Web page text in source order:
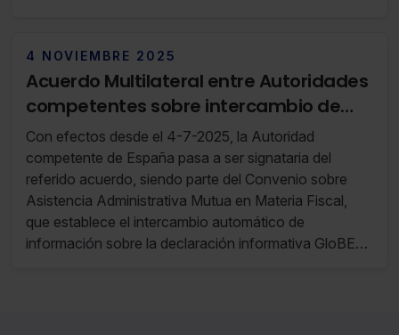
4 NOVIEMBRE 2025
Acuerdo Multilateral entre Autoridades
competentes sobre intercambio de
información GloBE (RF 44/25 28 de
Octubre de 2025 al 03 de Noviembre de
2025)
Con efectos desde el 4-7-2025, la Autoridad
competente de España pasa a ser signataria del
referido acuerdo, siendo parte del Convenio sobre
Asistencia Administrativa Mutua en Materia Fiscal,
que establece el intercambio automático de
información sobre la declaración informativa GloBE